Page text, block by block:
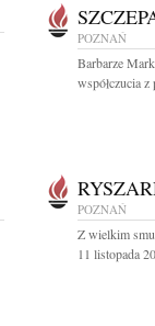
POZNAŃ
Barbarze
współczucia
POZNAŃ
Z wielkim
11 listopada